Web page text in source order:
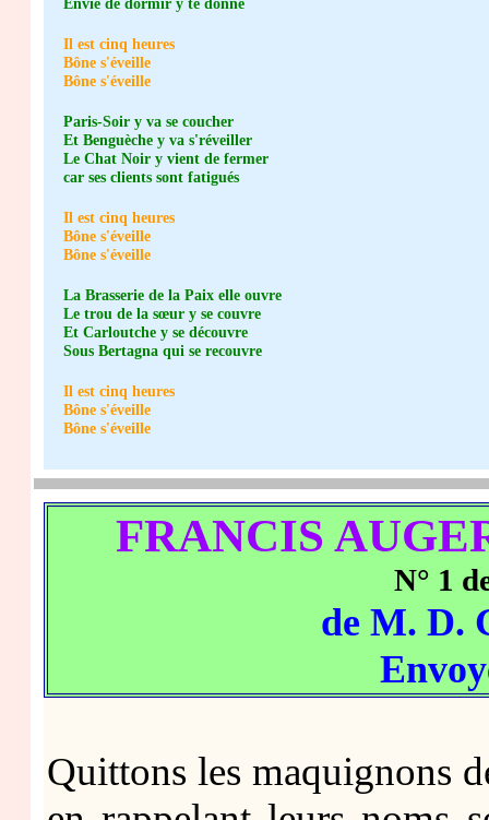
Il est cinq heures
Bône s'éveille
Bône s'éveille
Paris-Soir y va se coucher
Et Benguèche y va s'réveiller
Le Chat Noir y vient de fermer
car ses clients sont fatigués
Il est cinq heures
Bône s'éveille
Bône s'éveille
La Brasserie de la Paix elle ouvre
Le trou de la sœur y se couvre
Et Carloutche y se découvre
Sous Bertagna qui se recouvre
Il est cinq heures
Bône s'éveille
Bône s'éveille
FRANCIS
N° 1
de M. D.
Quittons les maquignons